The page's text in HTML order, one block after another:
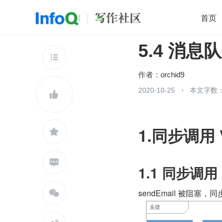
首页
开源 架构
查看更多





5.4 消息
作者： orchid9
2020-10-25 本文字数
1.同步调用
1.1 同步调
sendEmail 被阻塞，同